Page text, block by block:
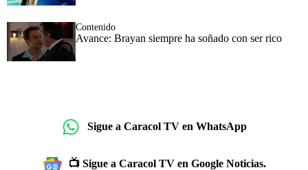
Contenido
Avance: Brayan siempre ha soñado con ser rico
Sigue a Caracol TV en WhatsApp
📺 Sigue a Caracol TV en Google Noticias.